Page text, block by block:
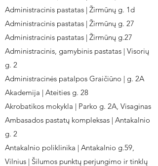
Administracinis pastatas | Žirmūnų g. 1d
Administracinis pastatas | Žirmūnų g. 27
Administracinis pastatas | Žirmūnų g.27
Administracinis, gamybinis pastatas | Visorių
g. 2
Administracinės patalpos Graičiūno | g. 2A
Akademija | Ateities g. 28
Akrobatikos mokykla | Parko g. 2A, Visaginas
Ambasados pastatų kompleksas | Antakalnio
g. 2
Antakalnio poliklinika | Antakalnio g.59,
Vilnius | Šilumos punktų perjungimo ir tinklų